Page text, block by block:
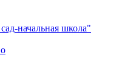
начальная школа"